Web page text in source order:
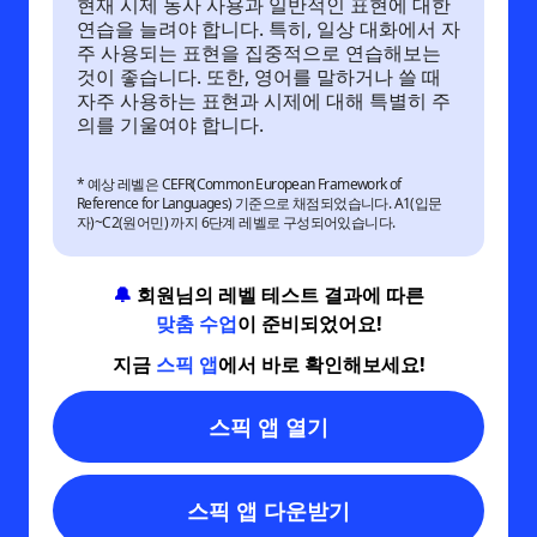
연습을 늘려야 합니다. 특히, 일상 대화에서 자
주 사용되는 표현을 집중적으로 연습해보는
것이 좋습니다. 또한, 영어를 말하거나 쓸 때
자주 사용하는 표현과 시제에 대해 특별히 주
의를 기울여야 합니다.
* 예상 레벨은 CEFR(Common European Framework of
Reference for Languages) 기준으로 채점되었습니다. A1(입문
자)~C2(원어민) 까지 6단계 레벨로 구성되어있습니다.
🔔 회원님의 레벨 테스트 결과에 따른
맞춤 수업이 준비되었어요!
지금 스픽 앱에서 바로 확인해보세요!
스픽 앱 열기
스픽 앱 다운받기